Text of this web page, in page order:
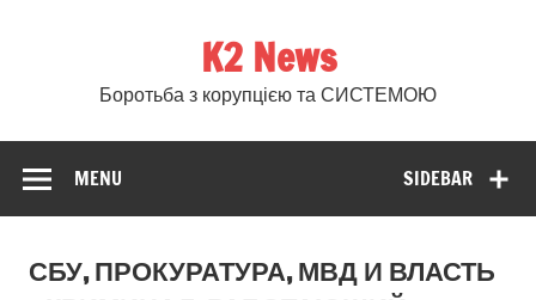
K2 News
Боротьба з корупцією та СИСТЕМОЮ
SIDEBAR
MENU
СБУ, ПРОКУРАТУРА, МВД И ВЛАСТЬ